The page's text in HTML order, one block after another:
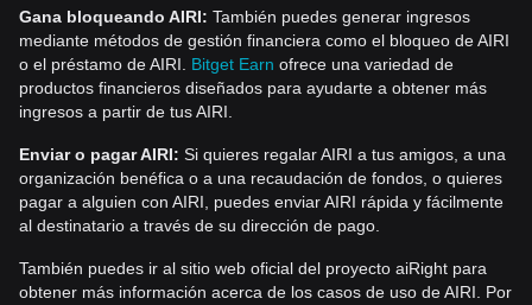
Gana bloqueando AIRI: También puedes generar ingresos
mediante métodos de gestión financiera como el bloqueo de AIRI
o el préstamo de AIRI. Bitget Earn ofrece una variedad de
productos financieros diseñados para ayudarte a obtener más
ingresos a partir de tus AIRI.
Enviar o pagar AIRI: Si quieres regalar AIRI a tus amigos, a una
organización benéfica o a una recaudación de fondos, o quieres
pagar a alguien con AIRI, puedes enviar AIRI rápida y fácilmente
al destinatario a través de su dirección de pago.
También puedes ir al sitio web oficial del proyecto aiRight para
obtener más información acerca de los casos de uso de AIRI. Por